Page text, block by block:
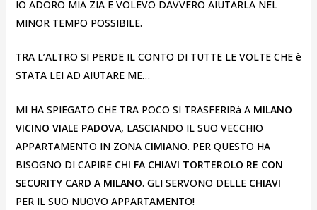
IO ADORO MIA ZIA E VOLEVO DAVVERO AIUTARLA NEL
MINOR TEMPO POSSIBILE.
TRA L’ALTRO SI PERDE IL CONTO DI TUTTE LE VOLTE CHE è
STATA LEI AD AIUTARE ME…
MI HA SPIEGATO CHE TRA POCO SI TRASFERIRà A MILANO
VICINO VIALE PADOVA, LASCIANDO IL SUO VECCHIO
APPARTAMENTO IN ZONA CIMIANO. PER QUESTO HA
BISOGNO DI CAPIRE CHI FA CHIAVI TORTEROLO RE CON
SECURITY CARD A MILANO. GLI SERVONO DELLE CHIAVI
PER IL SUO NUOVO APPARTAMENTO!